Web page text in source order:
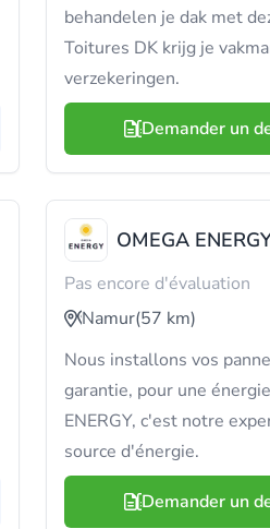
behandelen je dak met
Toitures DK krijg je
verzekeringen.
Demander un
OMEGA
Pas encore d'évaluation
Namur(57 km)
Nous installons vos
garantie, pour une
ENERGY, c'est notre
source d'énergie.
Demander un